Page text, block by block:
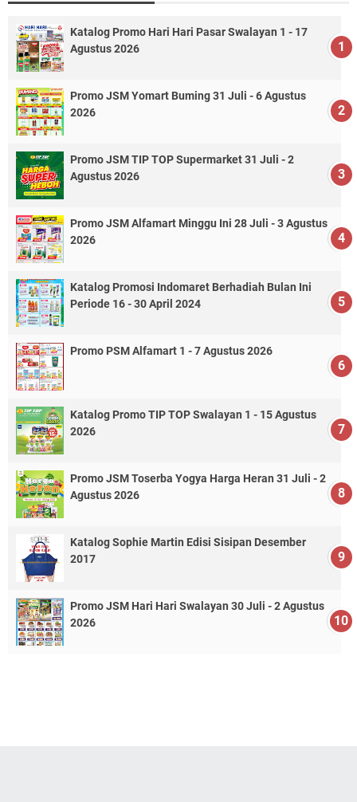
Katalog Promo Hari Hari Pasar Swalayan 1 - 17
Agustus 2026
Promo JSM Yomart Buming 31 Juli - 6 Agustus
2026
Promo JSM TIP TOP Supermarket 31 Juli - 2
Agustus 2026
Promo JSM Alfamart Minggu Ini 28 Juli - 3 Agustus
2026
Katalog Promosi Indomaret Berhadiah Bulan Ini
Periode 16 - 30 April 2024
Promo PSM Alfamart 1 - 7 Agustus 2026
Katalog Promo TIP TOP Swalayan 1 - 15 Agustus
2026
Promo JSM Toserba Yogya Harga Heran 31 Juli - 2
Agustus 2026
Katalog Sophie Martin Edisi Sisipan Desember
2017
Promo JSM Hari Hari Swalayan 30 Juli - 2 Agustus
2026